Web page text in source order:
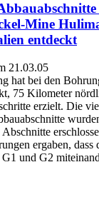
Mine
entdeckt
21.03.05
hat bei den
75 Kilometer
erzielt. Die
ergaben, dass
und G2